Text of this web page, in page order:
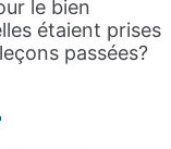
le bien
étaient prises
passées?